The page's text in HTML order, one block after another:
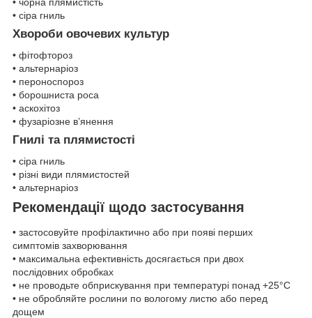
• чорна плямистість
• сіра гниль
Хвороби овочевих культур
• фітофтороз
• альтернаріоз
• пероноспороз
• борошниста роса
• аскохітоз
• фузаріозне в’янення
Гнилі та плямистості
• сіра гниль
• різні види плямистостей
• альтернаріоз
Рекомендації щодо застосування
• застосовуйте профілактично або при появі перших
симптомів захворювання
• максимальна ефективність досягається при двох
послідовних обробках
• не проводьте обприскування при температурі понад +25°C
• не обробляйте рослини по вологому листю або перед
дощем